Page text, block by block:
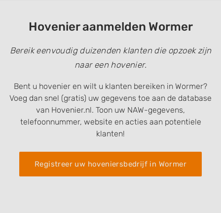
Hovenier aanmelden Wormer
Bereik eenvoudig duizenden klanten die opzoek zijn
naar een hovenier.
Bent u hovenier en wilt u klanten bereiken in Wormer?
Voeg dan snel (gratis) uw gegevens toe aan de database
van Hovenier.nl. Toon uw NAW-gegevens,
telefoonnummer, website en acties aan potentiele
klanten!
Registreer uw hoveniersbedrijf in Wormer